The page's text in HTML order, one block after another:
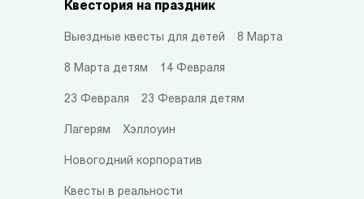
Квестория на праздник
Выездные квесты для детей 8 Марта
8 Марта детям 14 Февраля
23 Февраля 23 Февраля детям
Лагерям Хэллоуин
Новогодний корпоратив
Квесты в реальности